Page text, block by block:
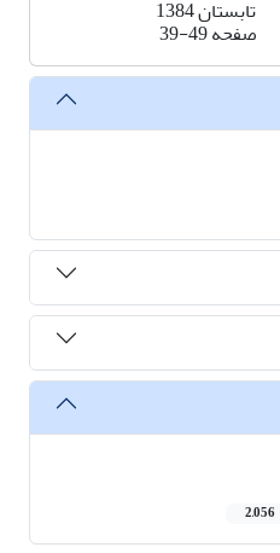
تابستان 1384
صفحه39-49
2,056